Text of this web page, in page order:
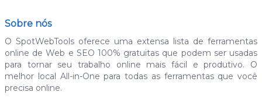
Sobre nós
O SpotWebTools oferece uma extensa lista de ferramentas
online de Web e SEO 100% gratuitas que podem ser usadas
para tornar seu trabalho online mais fácil e produtivo. O
melhor local All-in-One para todas as ferramentas que você
precisa online.